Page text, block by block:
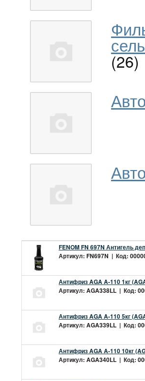
(26)
FENOM FN 697N Антигель
Артикул: FN697N | Код:
Антифриз AGA A-110 1кг
Артикул: AGA338LL | Код:
Антифриз AGA A-110 5кг
Артикул: AGA339LL | Код:
Антифриз AGA A-110 10кг
Артикул: AGA340LL | Код: